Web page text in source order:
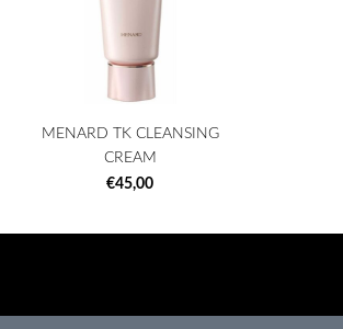
MENARD TK CLEANSING
CREAM
€45,00